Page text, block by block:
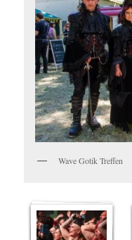
Wave Gotik Treffen